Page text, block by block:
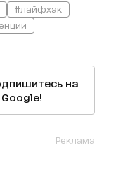
#лайфхак
на
Реклама